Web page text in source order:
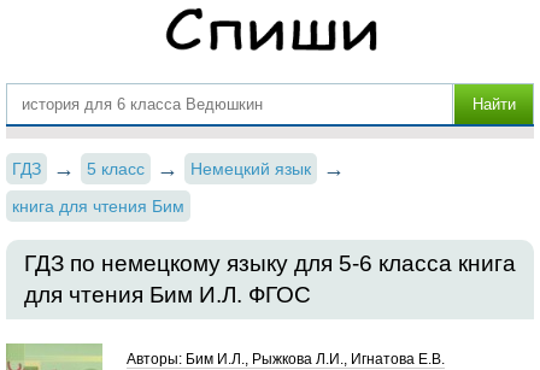
ГДЗ 5 класс
Немецкий язык
книга для чтения Бим
ГДЗ по немецкому языку для 5‐6 класса книга
для чтения Бим И.Л. ФГОС
Авторы: Бим И.Л., Рыжкова Л.И., Игнатова Е.В.